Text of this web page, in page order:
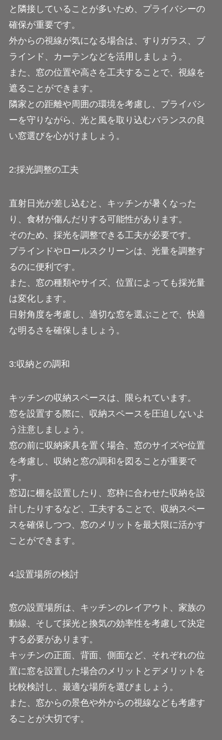
と隣接していることが多いため、プライバシーの
確保が重要です。
外からの視線が気になる場合は、すりガラス、ブ
ラインド、カーテンなどを活用しましょう。
また、窓の位置や高さを工夫することで、視線を
遮ることができます。
隣家との距離や周囲の環境を考慮し、プライバシ
ーを守りながら、光と風を取り込むバランスの良
い窓選びを心がけましょう。
2:採光調整の工夫
直射日光が差し込むと、キッチンが暑くなった
り、食材が傷んだりする可能性があります。
そのため、採光を調整できる工夫が必要です。
ブラインドやロールスクリーンは、光量を調整す
るのに便利です。
また、窓の種類やサイズ、位置によっても採光量
は変化します。
日射角度を考慮し、適切な窓を選ぶことで、快適
な明るさを確保しましょう。
3:収納との調和
キッチンの収納スペースは、限られています。
窓を設置する際に、収納スペースを圧迫しないよ
う注意しましょう。
窓の前に収納家具を置く場合、窓のサイズや位置
を考慮し、収納と窓の調和を図ることが重要で
す。
窓辺に棚を設置したり、窓枠に合わせた収納を設
計したりするなど、工夫することで、収納スペー
スを確保しつつ、窓のメリットを最大限に活かす
ことができます。
4:設置場所の検討
窓の設置場所は、キッチンのレイアウト、家族の
動線、そして採光と換気の効率性を考慮して決定
する必要があります。
キッチンの正面、背面、側面など、それぞれの位
置に窓を設置した場合のメリットとデメリットを
比較検討し、最適な場所を選びましょう。
また、窓からの景色や外からの視線なども考慮す
ることが大切です。